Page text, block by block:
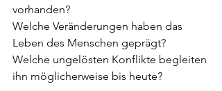
vorhanden?
Welche Veränderungen haben das
Leben des Menschen geprägt?
Welche ungelösten Konflikte begleiten
ihn möglicherweise bis heute?